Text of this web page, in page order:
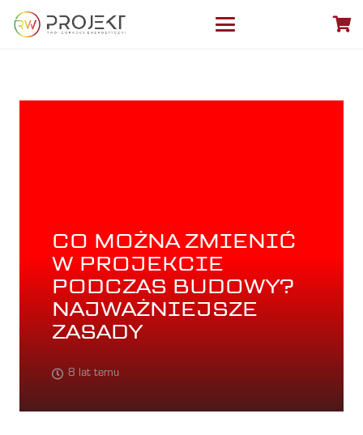
CO MOŻNA ZMIENIĆ
W PROJEKCIE
PODCZAS BUDOWY?
NAJWAŻNIEJSZE
ZASADY
8 lat temu